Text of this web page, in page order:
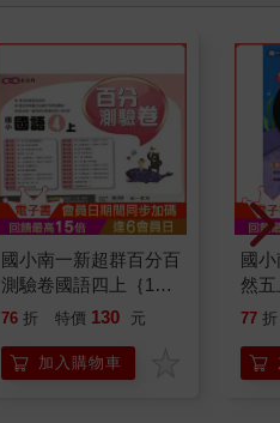
國小南一新超群百分百
測驗卷國語四上｛115
學年｝
76 折 特價 130 元
加入購物車
國
然五
77 折